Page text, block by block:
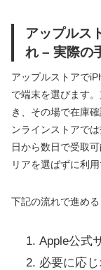
アップルス
れ – 実際の
アップルストアで
で端末を選びます
き、その場で在庫
ンラインストアで
日から数日で受取
リアを選ばずに利用
下記の流れで進める
Apple公式
必要に応